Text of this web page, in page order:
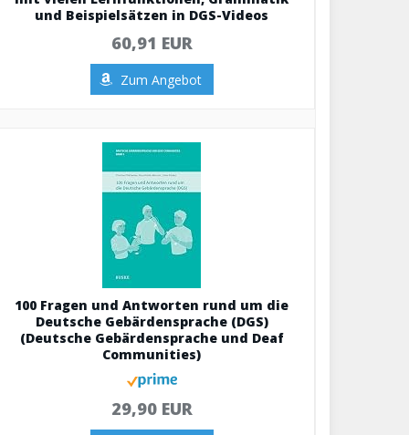
und Beispielsätzen in DGS-Videos
60,91 EUR
Zum Angebot
100 Fragen und Antworten rund um die
Deutsche Gebärdensprache (DGS)
(Deutsche Gebärdensprache und Deaf
Communities)
29,90 EUR